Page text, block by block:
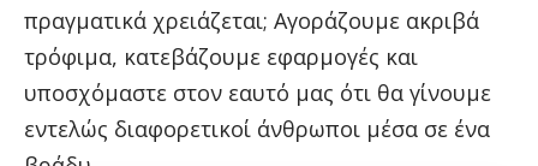
πραγματικά χρειάζεται; Αγοράζουμε ακριβά
τρόφιμα, κατεβάζουμε εφαρμογές και
υποσχόμαστε στον εαυτό μας ότι θα γίνουμε
εντελώς διαφορετικοί άνθρωποι μέσα σε ένα